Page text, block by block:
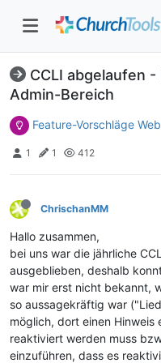
CCLI abgelaufen
Admin-Bereich
Feature-Vorschläge Web
1 1 412
ChrischanMM
Hallo zusammen,
bei uns war die jährliche
ausgeblieben, deshalb
war mir erst nicht bekannt,
so aussagekräftig war
möglich, dort einen Hinweis
reaktiviert werden muss
einzuführen, dass es